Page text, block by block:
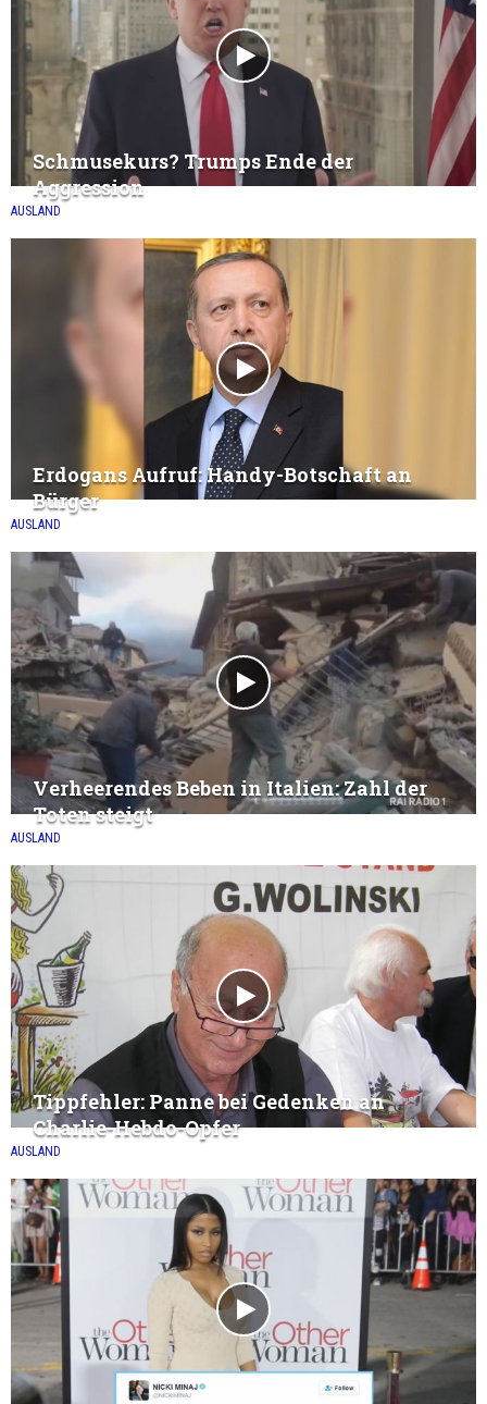
AUSLAND
Schmusekurs? Trumps Ende der
Aggression
AUSLAND
Erdogans Aufruf: Handy-Botschaft an
Bürger
AUSLAND
Verheerendes Beben in Italien: Zahl der
Toten steigt
AUSLAND
Tippfehler: Panne bei Gedenken an
Charlie-Hebdo-Opfer